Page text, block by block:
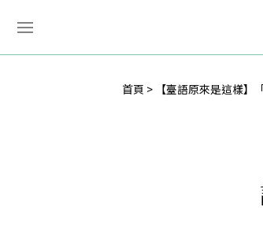
首頁 【臺語原來是這樣】